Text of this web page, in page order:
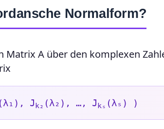
Normalform?
Matrix A über den komplexen
(λ₁), Jk₂ (λ₂), …, Jkₛ (λₛ) )